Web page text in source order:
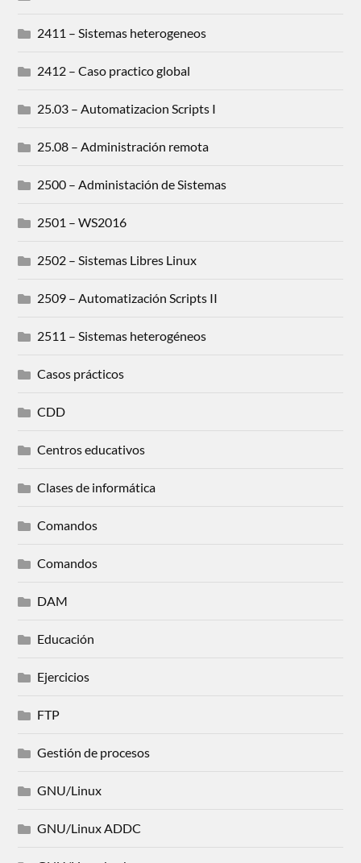
2411 – Sistemas heterogeneos
2412 – Caso practico global
25.03 – Automatizacion Scripts I
25.08 – Administración remota
2500 – Administación de Sistemas
2501 – WS2016
2502 – Sistemas Libres Linux
2509 – Automatización Scripts II
2511 – Sistemas heterogéneos
Casos prácticos
CDD
Centros educativos
Clases de informática
Comandos
Comandos
DAM
Educación
Ejercicios
FTP
Gestión de procesos
GNU/Linux
GNU/Linux ADDC